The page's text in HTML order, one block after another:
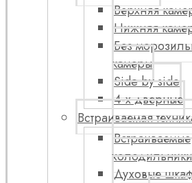
Верхняя
Нижняя
Без
камеры
Side by side
4-х дверные
Встраиваемая
Встраиваемые
холодильники
Духовые